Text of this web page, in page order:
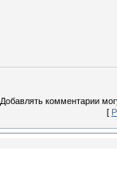
Добавлять комментарии
[